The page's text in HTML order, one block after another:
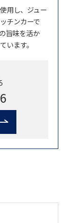
用し、ジュー
チンカーで
旨味を活か
います。